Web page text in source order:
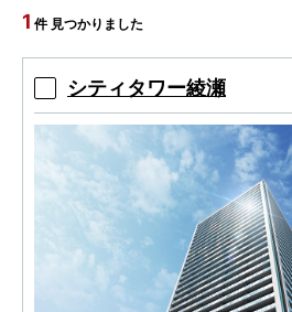
1 件 見つかりました
シティタワー綾瀬